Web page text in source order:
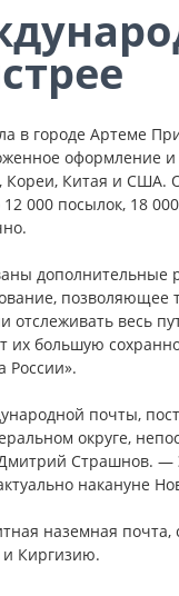
в городе Артеме
оформление
Китая и США.
000 посылок, 18
дополнительные
позволяющее
отслеживать весь
большую
России».
почты,
округе,
Страшнов. —
накануне
наземная
и Киргизию.